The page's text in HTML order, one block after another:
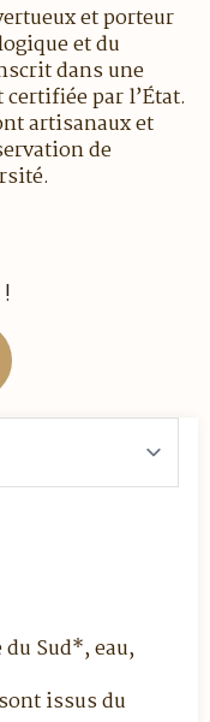
et porteur
et du
dans une
par l’État.
artisanaux et
de
du Sud*, eau,
issus du